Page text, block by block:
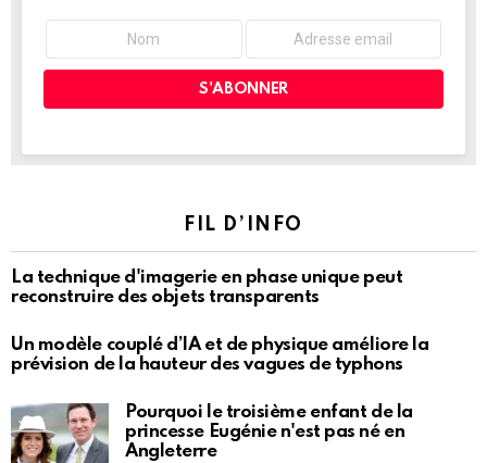
FIL D’INFO
La technique d'imagerie en phase unique peut
reconstruire des objets transparents
Un modèle couplé d’IA et de physique améliore la
prévision de la hauteur des vagues de typhons
Pourquoi le troisième enfant de la
princesse Eugénie n'est pas né en
Angleterre